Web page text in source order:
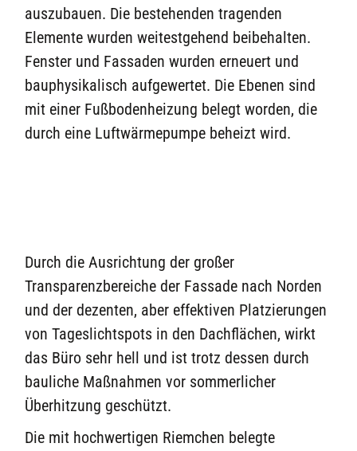
auszubauen. Die bestehenden tragenden
Elemente wurden weitestgehend beibehalten.
Fenster und Fassaden wurden erneuert und
bauphysikalisch aufgewertet. Die Ebenen sind
mit einer Fußbodenheizung belegt worden, die
durch eine Luftwärmepumpe beheizt wird.
Durch die Ausrichtung der großer
Transparenzbereiche der Fassade nach Norden
und der dezenten, aber effektiven Platzierungen
von Tageslichtspots in den Dachflächen, wirkt
das Büro sehr hell und ist trotz dessen durch
bauliche Maßnahmen vor sommerlicher
Überhitzung geschützt.
Die mit hochwertigen Riemchen belegte